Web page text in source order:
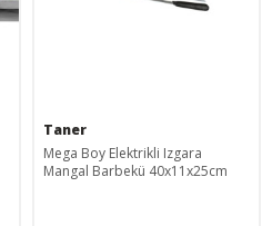
Taner
Mega Boy Elektrikli Izgara
Mangal Barbekü 40x11x25cm